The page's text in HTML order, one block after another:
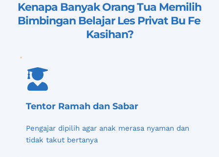
Kenapa Banyak Orang Tua Memilih
Bimbingan Belajar Les Privat Bu Fe
Kasihan?
Tentor Ramah dan Sabar
Pengajar dipilih agar anak merasa nyaman dan
tidak takut bertanya